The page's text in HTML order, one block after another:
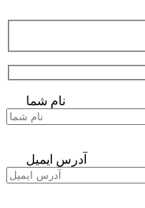
نام شما
آدرس ایمیل